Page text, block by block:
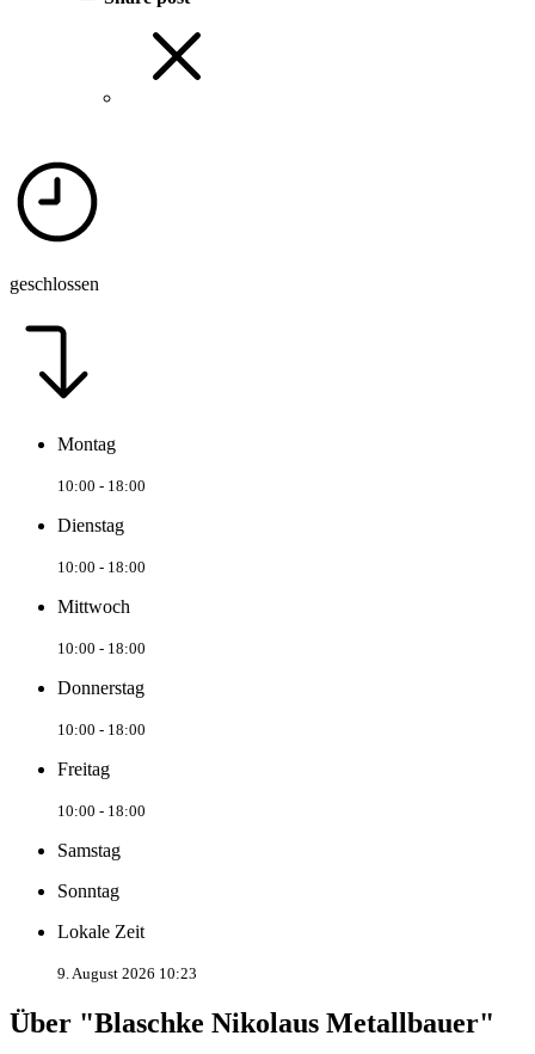
geschlossen
Montag
10:00 - 18:00
Dienstag
10:00 - 18:00
Mittwoch
10:00 - 18:00
Donnerstag
10:00 - 18:00
Freitag
10:00 - 18:00
Samstag
Sonntag
Lokale Zeit
9. August 2026 10:23
Über "Blaschke Nikolaus Metallbauer"